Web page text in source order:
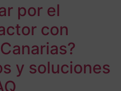
por el
con
y soluciones